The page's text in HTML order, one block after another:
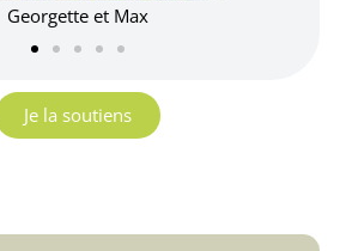
Georgette et Max
Je la soutiens